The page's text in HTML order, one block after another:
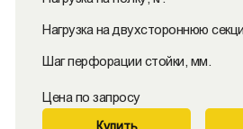
Нагрузка на двухстороннюю
Шаг перфорации стойки, мм.
Цена по запросу